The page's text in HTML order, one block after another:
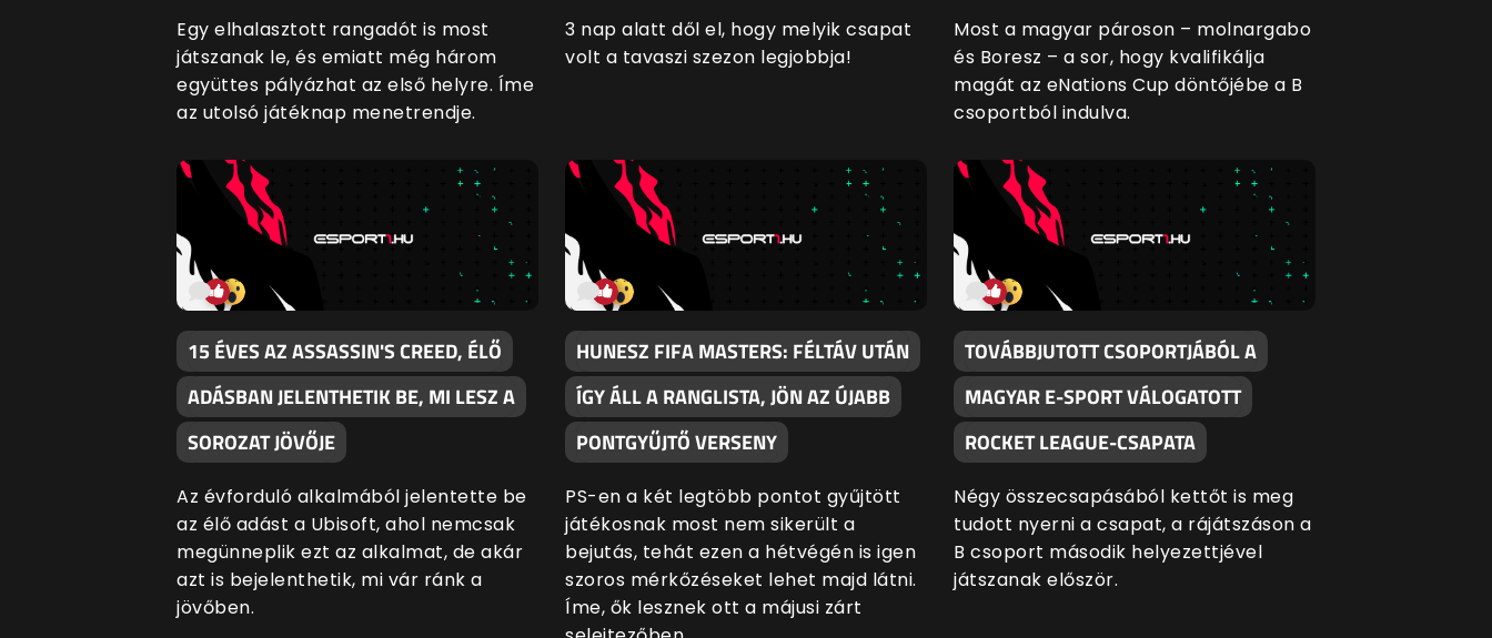
Egy elhalasztott rangadót is most
játszanak le, és emiatt még három
együttes pályázhat az első helyre. Íme
az utolsó játéknap menetrendje.
3 nap alatt dől el, hogy melyik csapat
volt a tavaszi szezon legjobbja!
Most a magyar pároson – molnargabo
és Boresz – a sor, hogy kvalifikálja
magát az eNations Cup döntőjébe a B
csoportból indulva.
15 ÉVES AZ ASSASSIN'S CREED, ÉLŐ
ADÁSBAN JELENTHETIK BE, MI LESZ A
SOROZAT JÖVŐJE
Az évforduló alkalmából jelentette be
az élő adást a Ubisoft, ahol nemcsak
megünneplik ezt az alkalmat, de akár
azt is bejelenthetik, mi vár ránk a
jövőben.
HUNESZ FIFA MASTERS: FÉLTÁV UTÁN
ÍGY ÁLL A RANGLISTA, JÖN AZ ÚJABB
PONTGYŰJTŐ VERSENY
PS-en a két legtöbb pontot gyűjtött
játékosnak most nem sikerült a
bejutás, tehát ezen a hétvégén is igen
szoros mérkőzéseket lehet majd látni.
Íme, ők lesznek ott a májusi zárt
TOVÁBBJUTOTT CSOPORTJÁBÓL A
MAGYAR E-SPORT VÁLOGATOTT
ROCKET LEAGUE-CSAPATA
Négy összecsapásából kettőt is meg
tudott nyerni a csapat, a rájátszáson a
B csoport második helyezettjével
játszanak először.